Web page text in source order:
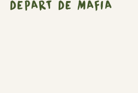
DÉPART DE MAFIA
Mafia